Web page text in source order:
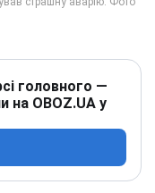
головного —
на OBOZ.UA у